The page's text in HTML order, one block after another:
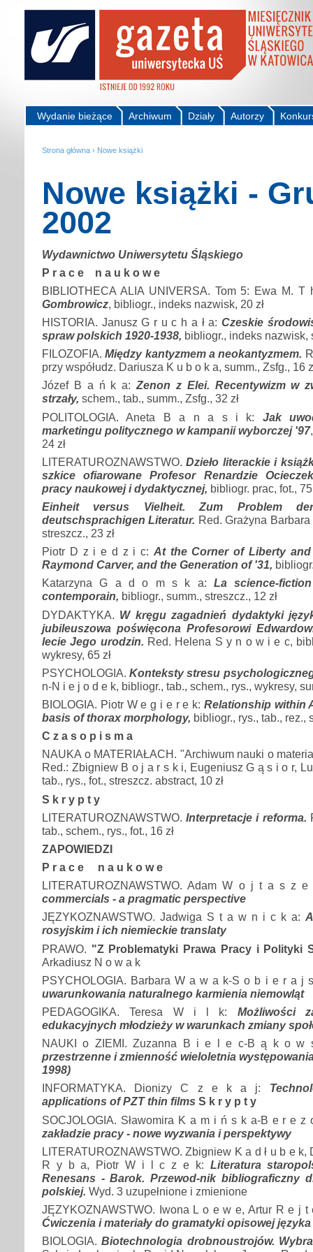
Autorzy
Działy
Archiwum
Wydanie bieżące
Strona główna › Nowe książki
Nowe książki -
2002
Wydawnictwo Uniwersytetu Śląskiego
P r a c e n a u k o w e
BIBLIOTHECA ALIA UNIVERSA. Tom 5: Ewa M.
Gombrowicz, bibliogr., indeks nazwisk, 20 zł
HISTORIA. Janusz G r u c h a ł a: Czeskie
spraw polskich 1920-1938, bibliogr., indeks nazwisk,
FILOZOFIA. Między kantyzmem a neokantyzmem.
przy współudz. Dariusza K u b o k a, summ., Zsfg., 16
Józef B a ń k a: Zenon z Elei. Recentywizm w
strzały, schem., tab., summ., Zsfg., 32 zł
POLITOLOGIA. Aneta B a n a s i k: Jak
marketingu politycznego w kampanii wyborczej '97
24 zł
LITERATUROZNAWSTWO.Dzieło literackie i
szkice ofiarowane Profesor Renardzie
pracy naukowej i dydaktycznej, bibliogr. prac, fot., 75
Einheit versus Vielheit. Zum Problem
deutschsprachigen Literatur. Red. Grażyna
streszcz., 23 zł
Piotr D z i e d z i c: At the Corner of Liberty and
Raymond Carver, and the Generation of '31,
Katarzyna G a d o m s k a: La science-
contemporain, bibliogr., summ., streszcz., 12 zł
DYDAKTYKA. W kręgu zagadnień dydaktyki
jubileuszowa poświęcona Profesorowi
lecie Jego urodzin.
Red. Helena S y n o w i e c,
wykresy, 65 zł
PSYCHOLOGIA.Konteksty stresu
n-N i e j o d e k, bibliogr., tab., schem., rys., wykresy,
BIOLOGIA. Piotr W e g i e r e k: Relationship within
basis of thorax morphology, bibliogr., rys., tab., rez.,
C z a s o p i s m a
NAUKA o MATERIAŁACH. "Archiwum nauki o
Red.: Zbigniew B o j a r s k i, Eugeniusz G ą s i o r,
tab., rys., fot., streszcz. abstract, 10 zł
S k r y p t y
LITERATUROZNAWSTWO.Interpretacje i reforma.
tab., schem., rys., fot., 16 zł
ZAPOWIEDZI
P r a c e n a u k o w e
LITERATUROZNAWSTWO. Adam W o j t a s z
commercials - a pragmatic perspective
JĘZYKOZNAWSTWO. Jadwiga S t a w n i c k a:
rosyjskim i ich niemieckie translaty
PRAWO. "Z Problematyki Prawa Pracy i Polityki
Arkadiusz N o w a k
PSYCHOLOGIA. Barbara W a w a k-S o b i e r a j
uwarunkowania naturalnego karmienia niemowląt
PEDAGOGIKA. Teresa W i l k: Możliwości
edukacyjnych młodzieży w warunkach zmiany
NAUKI o ZIEMI. Zuzanna B i e l e c-B ą k o
przestrzenne i zmienność wieloletnia
1998)
INFORMATYKA. Dionizy C z e k a j:
applications of PZT thin films S k r y p t y
SOCJOLOGIA. Sławomira K a m i ń s k a-B e r e
zakładzie pracy - nowe wyzwania i perspektywy
LITERATUROZNAWSTWO. Zbigniew K a d ł u b e k,
R y b a, Piotr W i l c z e k: Literatura
Renesans - Barok. Przewod-nik bibliograficzny
polskiej. Wyd. 3 uzupełnione i zmienione
JĘZYKOZNAWSTWO. Iwona L o e w e, Artur R e j
Ćwiczenia i materiały do gramatyki opisowej
BIOLOGIA.Biotechnologia drobnoustrojów.